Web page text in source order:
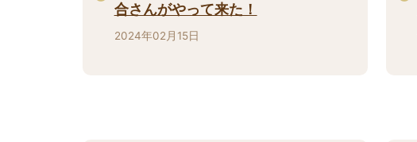
合さんがやって来た！
2024年02月15日